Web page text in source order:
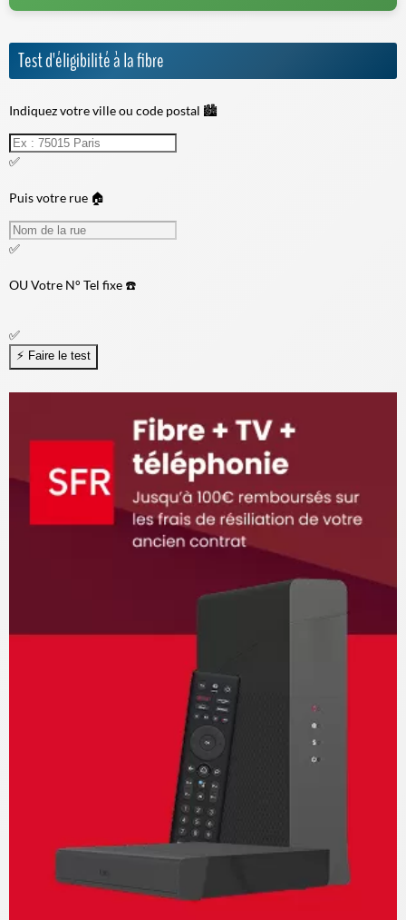
Test d'éligibilité à la fibre
Indiquez votre ville ou code postal 🏙️
✅
Puis votre rue 🏠
✅
OUVotre N° Tel fixe ☎️
✅